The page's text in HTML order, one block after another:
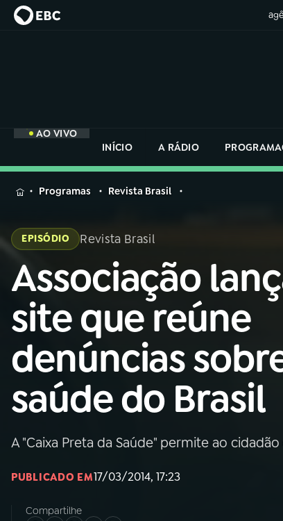
AO VIVO
INÍCIO
A RÁDIO
MENU
Buscar
na
Rádio
Nacional
AO VIVO
01 INÍCIO
02A RÁDIO
03PROGRAMAÇÃO
na
Rádio
Programas Revista Brasil
EPISÓDIO Revista Brasil
Associação
site que reúne
denúncias
saúde do Brasil
A "Caixa Preta da Saúde" permite ao
PUBLICADO EM17/03/2014, 17:23
Compartilhe